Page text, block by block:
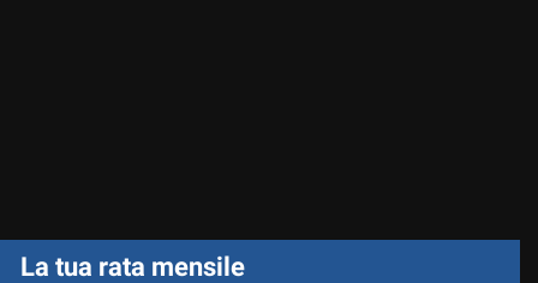
La tua rata mensile